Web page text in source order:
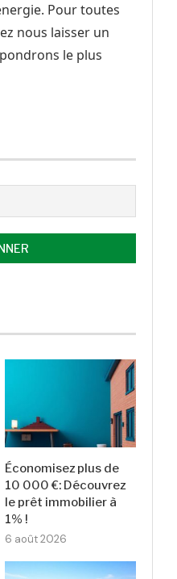
Pour toutes
nous laisser un
le plus
Économisez plus de
10 000 €: Découvrez
le prêt immobilier à
1% !
6 août 2026